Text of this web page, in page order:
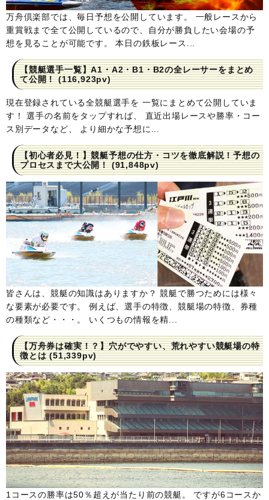
万舟倶楽部では、毎日予想を公開しています。 一般レースから
重賞戦まで全て公開しているので、自分が勝負したい会場の予
想を見ることが可能です。 本日の鉄板レース...
【競艇選手一覧】A1・A2・B1・B2の全レーサーをまとめ
て公開！(116,923pv)
現在登録されている全競艇選手を 一覧にまとめて公開していま
す！ 選手の名前をタップすれば、 直近出場レースや勝率・コー
ス別データなど、 より細かな予想に...
【初心者必見！】競艇予想の仕方・コツを徹底解説！予想の
プロセスまで大公開！(91,848pv)
皆さんは、競艇の知識はありますか？ 競艇で勝つためには様々
な要素が必要です。 例えば、選手の特徴、競艇場の特徴、券種
の種類など・・・。 いくつもの情報を精...
【万舟券は確実！？】穴がでやすい、荒れやすい競艇場の特
徴とは(51,339pv)
1コースの勝率は50％超えが当たり前の競艇。 ですが6コースか